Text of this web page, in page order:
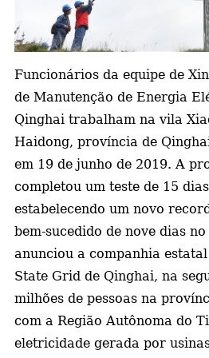
Funcionários da equipe de
de Manutenção de Energia
Qinghai trabalham na vila
Haidong, província de
em 19 de junho de 2019.A
completou um teste de 15
estabelecendo um novo
bem-sucedido de nove dias
anunciou a companhia
State Grid de Qinghai, na
milhões de pessoas na
com a Região Autônoma do
eletricidade gerada por